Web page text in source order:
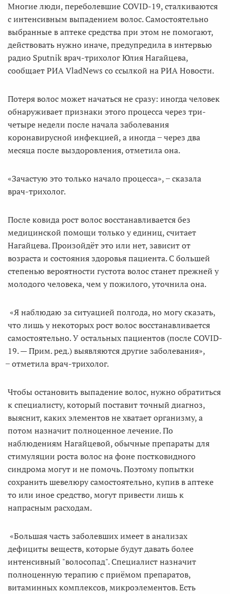
Многие люди, переболевшие COVID-19, сталкиваются
с интенсивным выпадением волос. Самостоятельно
выбранные в аптеке средства при этом не помогают,
действовать нужно иначе, предупредила в интервью
радио Sputnik врач-трихолог Юлия Нагайцева,
сообщает РИА VladNews со ссылкой на РИА Новости.
Потеря волос может начаться не сразу: иногда человек
обнаруживает признаки этого процесса через три-
четыре недели после начала заболевания
коронавирусной инфекцией, а иногда ̶ через два
месяца после выздоровления, отметила она.
«Зачастую это только начало процесса», ̶ сказала
врач-трихолог.
После ковида рост волос восстанавливается без
медицинской помощи только у единиц, считает
Нагайцева. Произойдёт это или нет, зависит от
возраста и состояния здоровья пациента. С большей
степенью вероятности густота волос станет прежней у
молодого человека, чем у пожилого, уточнила она.
«Я наблюдаю за ситуацией полгода, но могу сказать,
что лишь у некоторых рост волос восстанавливается
самостоятельно. У остальных пациентов (после COVID-
19. — Прим. ред.) выявляются другие заболевания»,
̶ отметила врач-трихолог.
Чтобы остановить выпадение волос, нужно обратиться
к специалисту, который поставит точный диагноз,
выяснит, каких элементов не хватает организму, а
потом назначит полноценное лечение. По
наблюдениям Нагайцевой, обычные препараты для
стимуляции роста волос на фоне постковидного
синдрома могут и не помочь. Поэтому попытки
сохранить шевелюру самостоятельно, купив в аптеке
то или иное средство, могут привести лишь к
напрасным расходам.
«Большая часть заболевших имеет в анализах
дефициты веществ, которые будут давать более
интенсивный "волосопад". Специалист назначит
полноценную терапию с приёмом препаратов,
витаминных комплексов, микроэлементов. Есть